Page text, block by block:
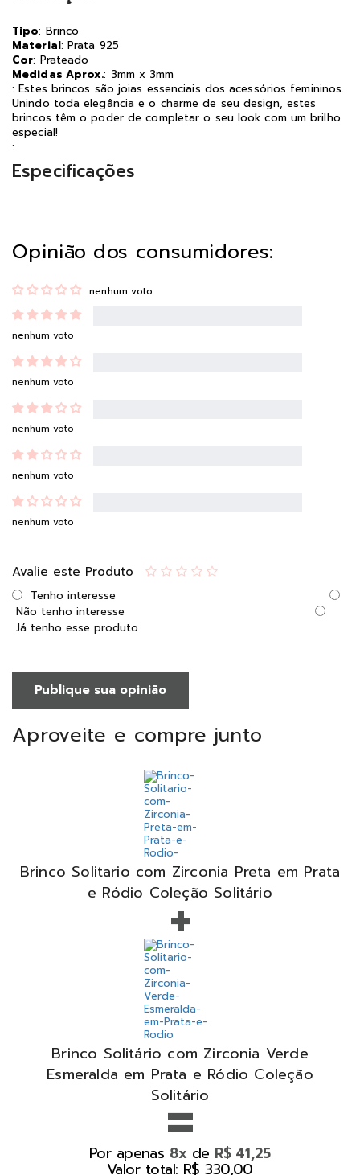
Tipo: Brinco
Material: Prata 925
Cor: Prateado
Medidas Aprox.: 3mm x 3mm
: Estes brincos são joias essenciais dos acessórios femininos.
Unindo toda elegância e o charme de seu design, estes
brincos têm o poder de completar o seu look com um brilho
especial!
:
Especificações
Opinião dos consumidores:
nenhum voto
nenhum voto
nenhum voto
nenhum voto
nenhum voto
nenhum voto
Avalie este Produto
Tenho interesse
Não tenho interesse
Já tenho esse produto
Publique sua opinião
Aproveite e compre junto
Brinco Solitario com Zirconia Preta em Prata
e Ródio Coleção Solitário
+
Brinco Solitário com Zirconia Verde
Esmeralda em Prata e Ródio Coleção
Solitário
=
Por apenas 8x de R$ 41,25
Valor total: R$ 330,00